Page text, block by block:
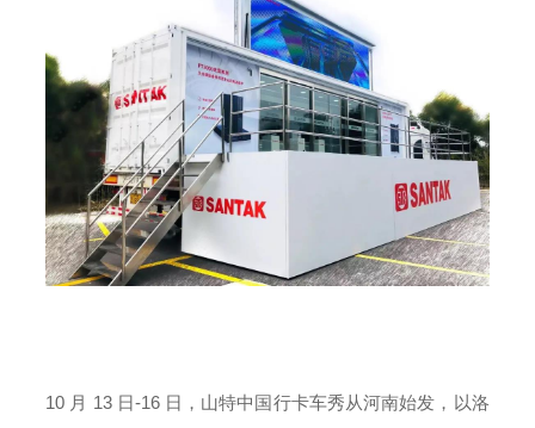
10 月 13 日-16 日，山特中国行卡车秀从河南始发，以洛